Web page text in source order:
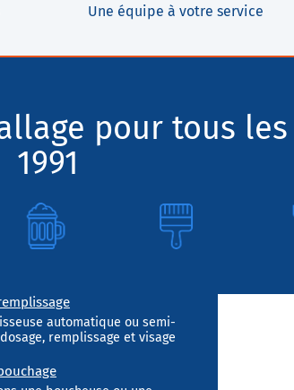
Une équipe à votre service
pour tous
1991
automatique ou semi-
remplissage et visage